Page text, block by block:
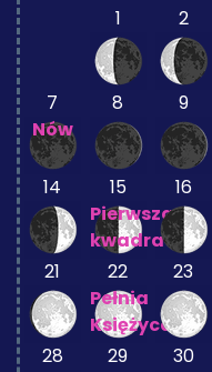
1 2
7
Nów
8 9
14
15
Pierwsza
kwadra
16
21
22
Pełnia
Księżyca
23
28
29
30